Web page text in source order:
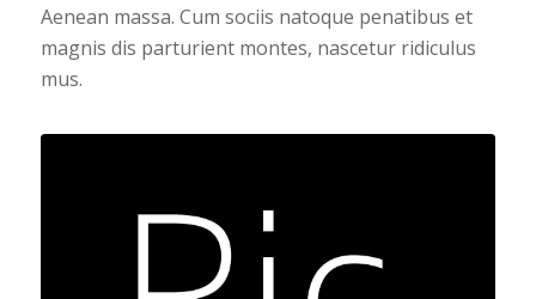
Aenean massa. Cum sociis natoque penatibus et
magnis dis parturient montes, nascetur ridiculus
mus.